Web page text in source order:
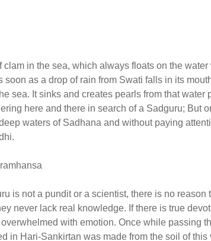
clam in the sea, which always floats on the
soon as a drop of rain from Swati falls in its
sea. It sinks and creates pearls from that
here and there in search of a Sadguru; But
waters of Sadhana and without paying
is not a pundit or a scientist, there is no
never lack real knowledge. If there is true
with emotion. Once while passing
in Hari-Sankirtan was made from the soil of